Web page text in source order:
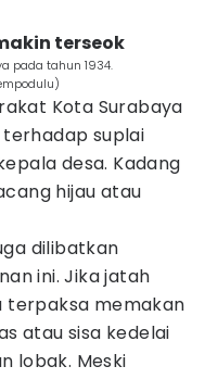
terseok
pada tahun 1934.
Kota Surabaya
suplai
desa. Kadang
hijau atau
dilibatkan
ini. Jika jatah
terpaksa memakan
atau sisa kedelai
lobak. Meski